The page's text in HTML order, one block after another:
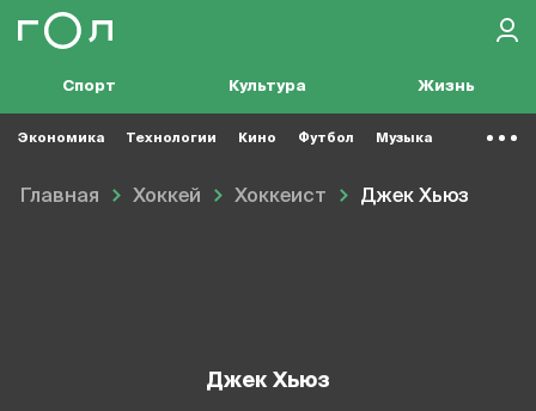
Спорт Культура Жизнь
Экономика Технологии Кино Футбол Музыка
Главная Хоккей Хоккеист Джек Хьюз
Джек Хьюз